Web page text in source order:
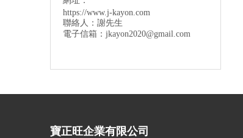
https://www.j-kayon.com
聯絡人：謝先生
電子信箱： jkayon2020@gmail.com
寶正旺企業有限公司